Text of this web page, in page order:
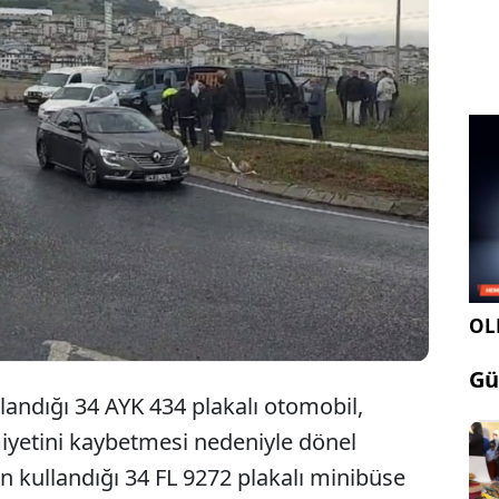
Sancaktepe'de sürücüsünün direksiyon
kaybettiği otomobil, dönel kavşakta
minibüse çarptı. Kazada 1'i çocuk 6 kişi
34 AYK 434 plakalı otomobil,
kaybetmesi nedeniyle dönel
34 FL 9272 plakalı minibüse